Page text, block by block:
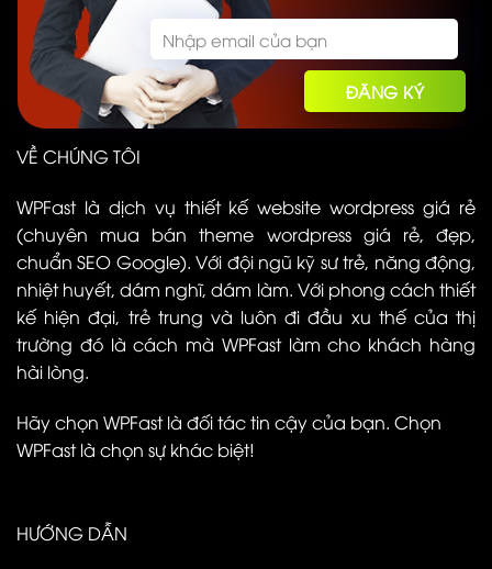
VỀ CHÚNG TÔI
WPFast là dịch vụ thiết kế website wordpress giá rẻ
(chuyên mua bán theme wordpress giá rẻ, đẹp,
chuẩn SEO Google). Với đội ngũ kỹ sư trẻ, năng động,
nhiệt huyết, dám nghĩ, dám làm. Với phong cách thiết
kế hiện đại, trẻ trung và luôn đi đầu xu thế của thị
trường đó là cách mà WPFast làm cho khách hàng
hài lòng.
Hãy chọn WPFast là đối tác tin cậy của bạn. Chọn
WPFast là chọn sự khác biệt!
HƯỚNG DẪN